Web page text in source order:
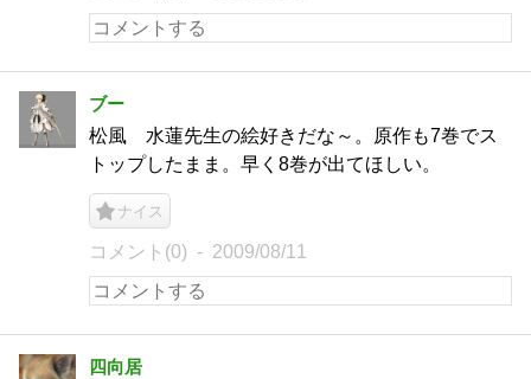
ブー
松風 水蓮先生の絵好きだな～。原作も7巻でス
トップしたまま。早く8巻が出てほしい。
ナイス
コメント(0) 2009/08/11
四向居